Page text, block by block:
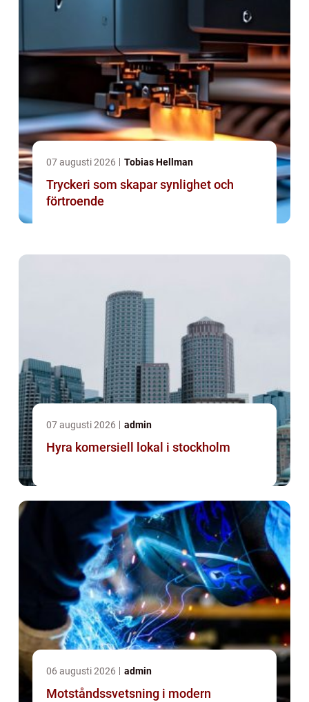
07 augusti 2026 Tobias Hellman
Tryckeri som skapar synlighet och
förtroende
07 augusti 2026 admin
Hyra komersiell lokal i stockholm
06 augusti 2026 admin
Motståndssvetsning i modern